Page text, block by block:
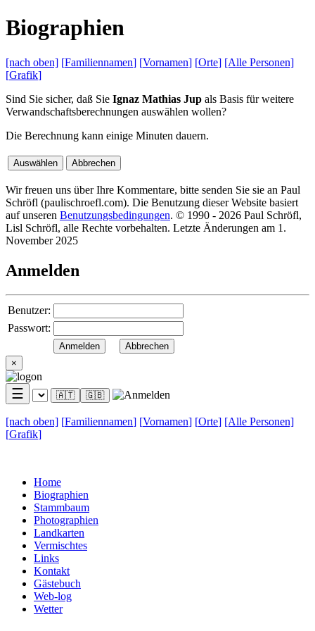
Biographien
[nach oben] [Familiennamen] [Vornamen] [Orte] [Alle Personen]
[Grafik]
Sind Sie sicher, daß Sie Ignaz Mathias Jup als Basis für weitere
Verwandschaftsberechnungen auswählen wollen?
Die Berechnung kann einige Minuten dauern.
Wir freuen uns über Ihre Kommentare, bitte senden Sie sie an Paul
Schröfl (paulischroefl.com). Die Benutzung dieser Website basiert
auf unseren Benutzungsbedingungen. © 1990 - 2026 Paul Schröfl,
Lisl Schröfl, alle Rechte vorbehalten. Letzte Änderungen am 1.
November 2025
Anmelden
Benutzer:
Passwort:
×
☰ 🇦🇹 🇬🇧
[nach oben] [Familiennamen] [Vornamen] [Orte] [Alle Personen]
[Grafik]
Home
Biographien
Stammbaum
Photographien
Landkarten
Vermischtes
Links
Kontakt
Gästebuch
Web-log
Wetter